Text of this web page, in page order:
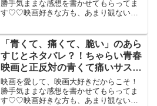
勝手気ままな感想を書かせてもらってま
す♡♡映画好きな方も、あまり観ない方
（129分）殺人を目撃した自閉症児と弁護
士のヒュー...
「青くて、痛くて、脆い」のあら
すじとネタバレ？！ちゃらい青春
映画と正反対の青くて痛いサスペ
ンス。
映画を愛して、映画大好きだからこそ！
勝手気ままな感想を書かせてもらってま
す♡♡映画好きな方も、あまり観ない方